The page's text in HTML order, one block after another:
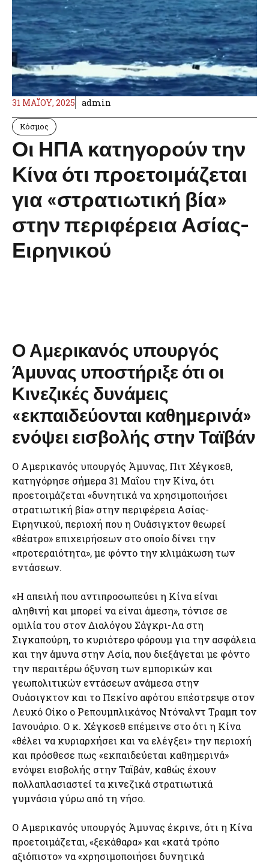
31 ΜΑΪ́ΟΥ, 2025 admin
Κόσμος
Οι ΗΠΑ κατηγορούν την
Κίνα ότι προετοιμάζεται
για «στρατιωτική βία»
στην περιφέρεια Ασίας-
Ειρηνικού
Ο Αμερικανός υπουργός
Άμυνας υποστήριξε ότι οι
Κινεζικές δυνάμεις
«εκπαιδεύονται καθημερινά»
ενόψει εισβολής στην Ταϊβάν
Ο Αμερικανός υπουργός Άμυνας, Πιτ Χέγκσεθ,
κατηγόρησε σήμερα 31 Μαΐου την Κίνα, ότι
προετοιμάζεται «δυνητικά να χρησιμοποιήσει
στρατιωτική βία» στην περιφέρεια Ασίας-
Ειρηνικού, περιοχή που η Ουάσιγκτον θεωρεί
«θέατρο» επιχειρήσεων στο οποίο δίνει την
«προτεραιότητα», με φόντο την κλιμάκωση των
εντάσεων.
«Η απειλή που αντιπροσωπεύει η Κίνα είναι
αληθινή και μπορεί να είναι άμεση», τόνισε σε
ομιλία του στον Διαλόγου Σάγκρι-Λα στη
Σιγκαπούρη, το κυριότερο φόρουμ για την ασφάλεια
και την άμυνα στην Ασία, που διεξάγεται με φόντο
την περαιτέρω όξυνση των εμπορικών και
γεωπολιτικών εντάσεων ανάμεσα στην
Ουάσιγκτον και το Πεκίνο αφότου επέστρεψε στον
Λευκό Οίκο ο Ρεπουμπλικάνος Ντόναλντ Τραμπ τον
Ιανουάριο. Ο κ. Χέγκσεθ επέμεινε στο ότι η Κίνα
«θέλει να κυριαρχήσει και να ελέγξει» την περιοχή
και πρόσθεσε πως «εκπαιδεύεται καθημερινά»
ενόψει εισβολής στην Ταϊβάν, καθώς έχουν
πολλαπλασιαστεί τα κινεζικά στρατιωτικά
γυμνάσια γύρω από τη νήσο.
Ο Αμερικανός υπουργός Άμυνας έκρινε, ότι η Κίνα
προετοιμάζεται, «ξεκάθαρα» και «κατά τρόπο
αξιόπιστο» να «χρησιμοποιήσει δυνητικά